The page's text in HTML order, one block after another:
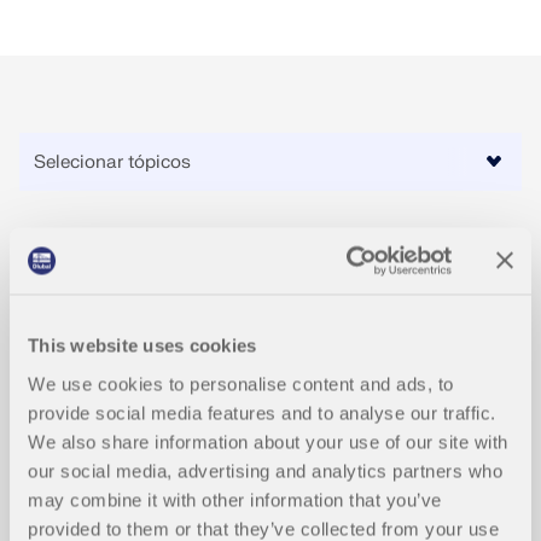
This website uses cookies
We use cookies to personalise content and ads, to
provide social media features and to analyse our traffic.
We also share information about your use of our site with
our social media, advertising and analytics partners who
may combine it with other information that you’ve
provided to them or that they’ve collected from your use
Eventos
CONFERÊNCIA
XII Conferência Técnica PIKS - Aço 360°: Projeto,
Produção, Montagem